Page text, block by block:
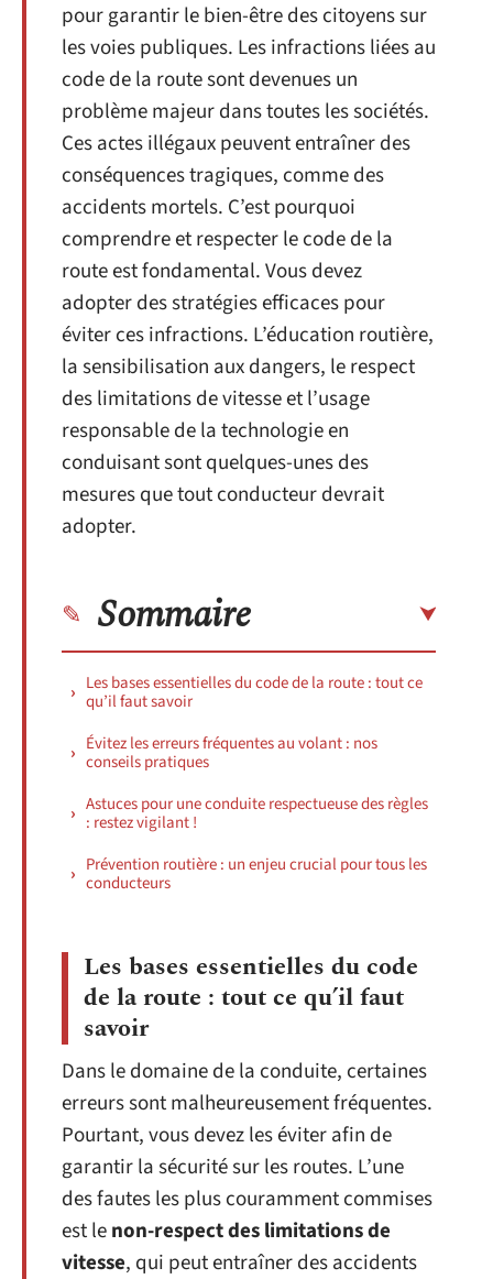
pour garantir le bien-être des citoyens sur
les voies publiques. Les infractions liées au
code de la route sont devenues un
problème majeur dans toutes les sociétés.
Ces actes illégaux peuvent entraîner des
conséquences tragiques, comme des
accidents mortels. C’est pourquoi
comprendre et respecter le code de la
route est fondamental. Vous devez
adopter des stratégies efficaces pour
éviter ces infractions. L’éducation routière,
la sensibilisation aux dangers, le respect
des limitations de vitesse et l’usage
responsable de la technologie en
conduisant sont quelques-unes des
mesures que tout conducteur devrait
adopter.
Sommaire
Les bases essentielles du code de la route : tout ce
qu’il faut savoir
Évitez les erreurs fréquentes au volant : nos
conseils pratiques
Astuces pour une conduite respectueuse des règles
: restez vigilant !
Prévention routière : un enjeu crucial pour tous les
conducteurs
Les bases essentielles du code
de la route : tout ce qu’il faut
savoir
Dans le domaine de la conduite, certaines
erreurs sont malheureusement fréquentes.
Pourtant, vous devez les éviter afin de
garantir la sécurité sur les routes. L’une
des fautes les plus couramment commises
est lenon-respect des limitations de
vitesse, qui peut entraîner des accidents